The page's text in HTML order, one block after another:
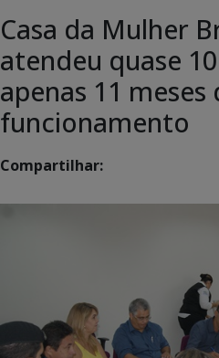
Casa da Mulher
atendeu quase
apenas 11 meses
funcionamento
Compartilhar: